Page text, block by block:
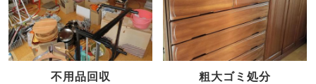
不用品回収 粗大ゴミ処分